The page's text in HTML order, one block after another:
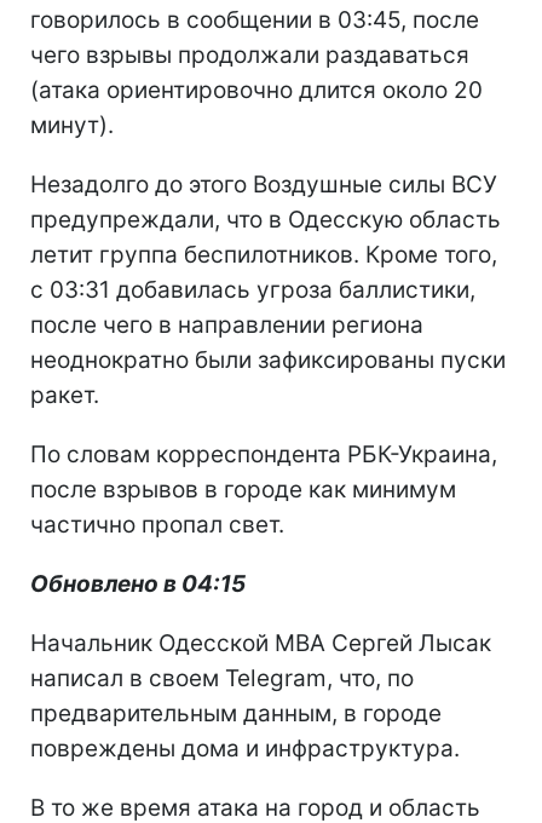
говорилось в сообщении в 03:45, после
чего взрывы продолжали раздаваться
(атака ориентировочно длится около 20
минут).
Незадолго до этого Воздушные силы ВСУ
предупреждали, что в Одесскую область
летит группа беспилотников. Кроме того,
с 03:31 добавилась угроза баллистики,
после чего в направлении региона
неоднократно были зафиксированы пуски
ракет.
По словам корреспондента РБК-Украина,
после взрывов в городе как минимум
частично пропал свет.
Обновлено в 04:15
Начальник Одесской МВА Сергей Лысак
написал в своем Telegram, что, по
предварительным данным, в городе
повреждены дома и инфраструктура.
В то же время атака на город и область